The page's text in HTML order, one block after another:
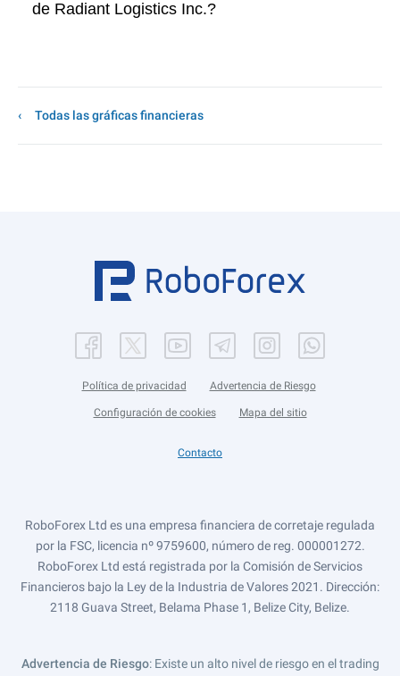
de Radiant Logistics Inc.?
Todas las gráficas financieras
Política de privacidad Advertencia de Riesgo
Configuración de cookies Mapa del sitio
Contacto
RoboForex Ltd es una empresa financiera de corretaje regulada
por la FSC, licencia nº 9759600, número de reg. 000001272.
RoboForex Ltd está registrada por la Comisión de Servicios
Financieros bajo la Ley de la Industria de Valores 2021. Dirección:
2118 Guava Street, Belama Phase 1, Belize City, Belize.
Advertencia de Riesgo: Existe un alto nivel de riesgo en el trading